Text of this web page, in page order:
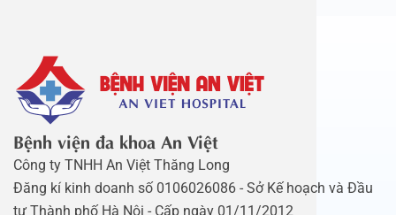
Bệnh viện đa khoa An Việt
Công ty TNHH An Việt Thăng Long
Đăng kí kinh doanh số 0106026086 - Sở Kế hoạch và Đầu
tư Thành phố Hà Nội - Cấp ngày 01/11/2012